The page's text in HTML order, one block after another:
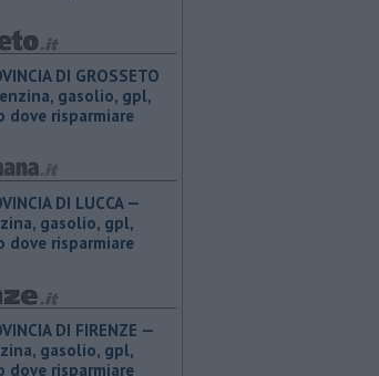
DI GROSSETO
gasolio, gpl,
dove risparmiare
DI LUCCA —
gasolio, gpl,
dove risparmiare
DI FIRENZE —
gasolio, gpl,
dove risparmiare